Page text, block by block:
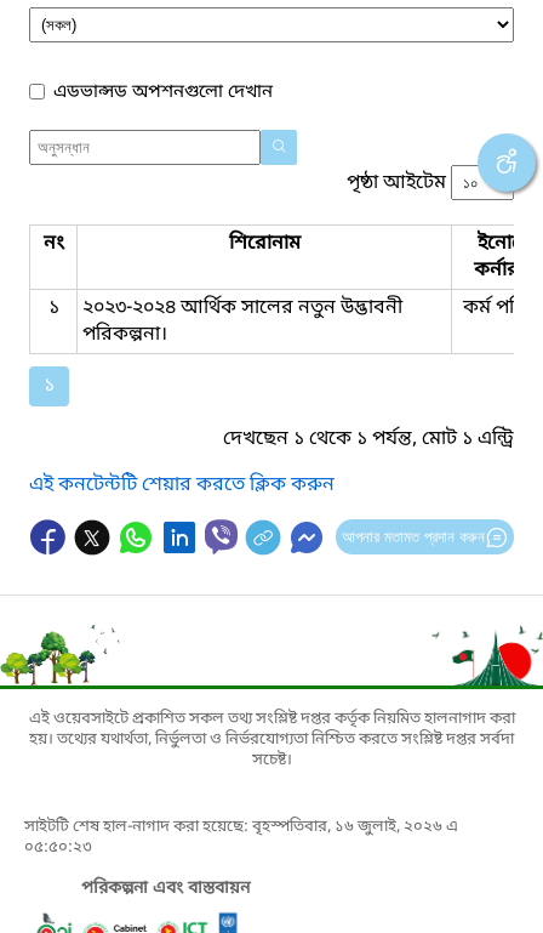
এডভান্সড অপশনগুলো দেখান
পৃষ্ঠা আইটেম
নং শিরোনাম
কর্নার
১
২০২৩-২০২৪ আর্থিক সালের নতুন উদ্ভাবনী
পরিকল্পনা।
কর্ম
১
দেখছেন ১ থেকে ১ পর্যন্ত, মোট ১ এন্ট্রি
এই কনটেন্টটি শেয়ার করতে ক্লিক করুন
আপনার মতামত প্রদান করুন
এই ওয়েবসাইটে প্রকাশিত সকল তথ্য সংশ্লিষ্ট দপ্তর কর্তৃক নিয়মিত হালনাগাদ করা
হয়। তথ্যের যথার্থতা, নির্ভুলতা ও নির্ভরযোগ্যতা নিশ্চিত করতে সংশ্লিষ্ট দপ্তর সর্বদা
সচেষ্ট।
সাইটটি শেষ হাল-নাগাদ করা হয়েছে: বৃহস্পতিবার, ১৬ জুলাই, ২০২৬ এ
০৫:৫০:২৩
পরিকল্পনা এবং বাস্তবায়ন